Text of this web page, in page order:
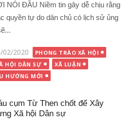
NÓI ĐẦU Niềm tin gây dễ chịu rằng
quyền tự do dân chủ có lịch sử ủng
02/2020
PHONG TRÀO XÃ HỘI
HỘI DÂN SỰ
XÃ LUẬN
HƯỚNG MỚI
cụm Từ Then chốt để Xây
Xã hội Dân sự